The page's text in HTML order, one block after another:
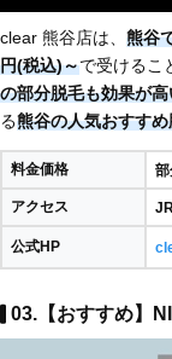
clear 熊谷店は、 熊谷
円(税込)～で受けるこ
の部分脱毛も効果が
る熊谷の人気おすす
料金価格 部
アクセス
公式HP
03.【おすすめ】